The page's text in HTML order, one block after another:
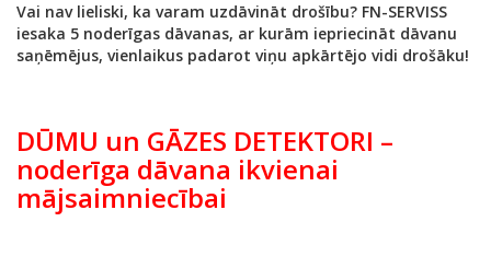
Vai nav lieliski, ka varam uzdāvināt drošību? FN-SERVISS
iesaka 5 noderīgas dāvanas, ar kurām iepriecināt dāvanu
saņēmējus, vienlaikus padarot viņu apkārtējo vidi drošāku!
DŪMU un GĀZES DETEKTORI –
noderīga dāvana ikvienai
mājsaimniecībai